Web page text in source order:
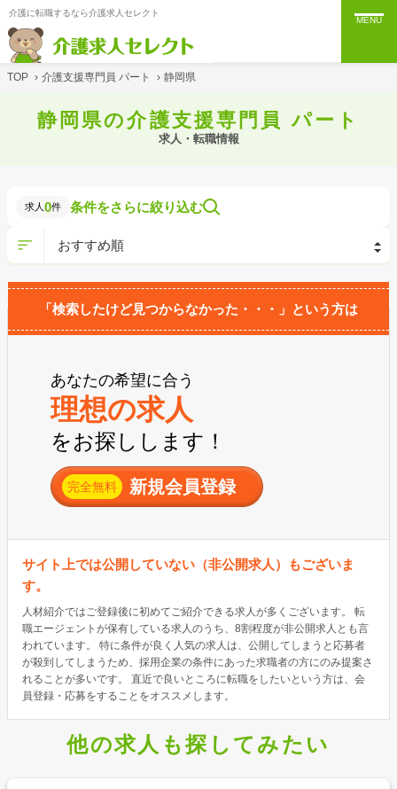
介護に転職するなら介護求人セレクト
MENU
TOP › 介護支援専門員 パート › 静岡県
静岡県の介護支援専門員 パート
求人・転職情報
求人 0件 条件をさらに絞り込む
「検索したけど見つからなかった・・・」という方は
あなたの希望に合う
理想の求人
をお探しします！
完全無料 新規会員登録
サイト上では公開していない（非公開求人）もございま
す。
人材紹介ではご登録後に初めてご紹介できる求人が多くございます。 転
職エージェントが保有している求人のうち、8割程度が非公開求人とも言
われています。 特に条件が良く人気の求人は、公開してしまうと応募者
が殺到してしまうため、採用企業の条件にあった求職者の方にのみ提案さ
れることが多いです。 直近で良いところに転職をしたいという方は、会
員登録・応募をすることをオススメします。
他の求人も探してみたい